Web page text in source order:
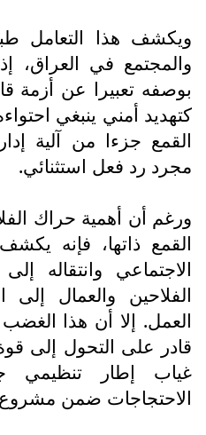
ويكشف هذا التعامل
والمجتمع في العراق،
بوصفه تعبيرا عن أزمة
كتهديد أمني ينبغي
القمع جزءا من آلية
مجرد رد فعل استثنائي.
ورغم أن أهمية حراك
القمع ذاتها، فإنه
الاجتماعي وانتقاله
الفلاحين والعمال
العمل. إلا أن هذا
قادر على التحول إلى
غياب إطار تنظيمي
الاحتجاجات ضمن